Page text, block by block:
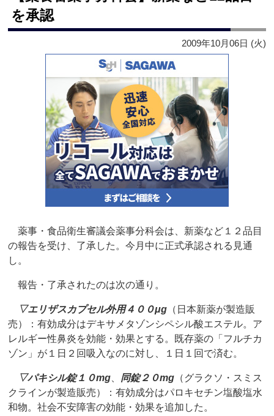
を承認
2009年10月06日 (火)
薬事・食品衛生審議会薬事分科会は、新薬など１２品目
の報告を受け、了承した。今月中に正式承認される見通
し。
報告・了承されたのは次の通り。
▽エリザスカプセル外用４００μg （日本新薬が製造販
売）：有効成分はデキサメタゾンシペシル酸エステル。ア
レルギー性鼻炎を効能・効果とする。既存薬の「フルチカ
ゾン」が１日２回吸入なのに対し、１日１回で済む。
▽パキシル錠１０mg 同錠２０mg （グラクソ・スミス
クラインが製造販売）：有効成分はパロキセチン塩酸塩水
和物。社会不安障害の効能・効果を追加した。